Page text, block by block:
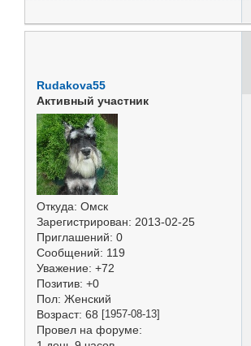
Rudakova55
Активный участник
Откуда: Омск
Зарегистрирован: 2013-02-25
Приглашений: 0
Сообщений: 119
Уважение: +72
Позитив: +0
Пол: Женский
Возраст: 68 [1957-08-13]
Провел на форуме: